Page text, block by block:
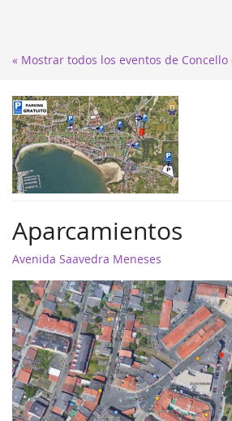
« Mostrar todos los eventos de Concello
Aparcamientos
Avenida Saavedra Meneses